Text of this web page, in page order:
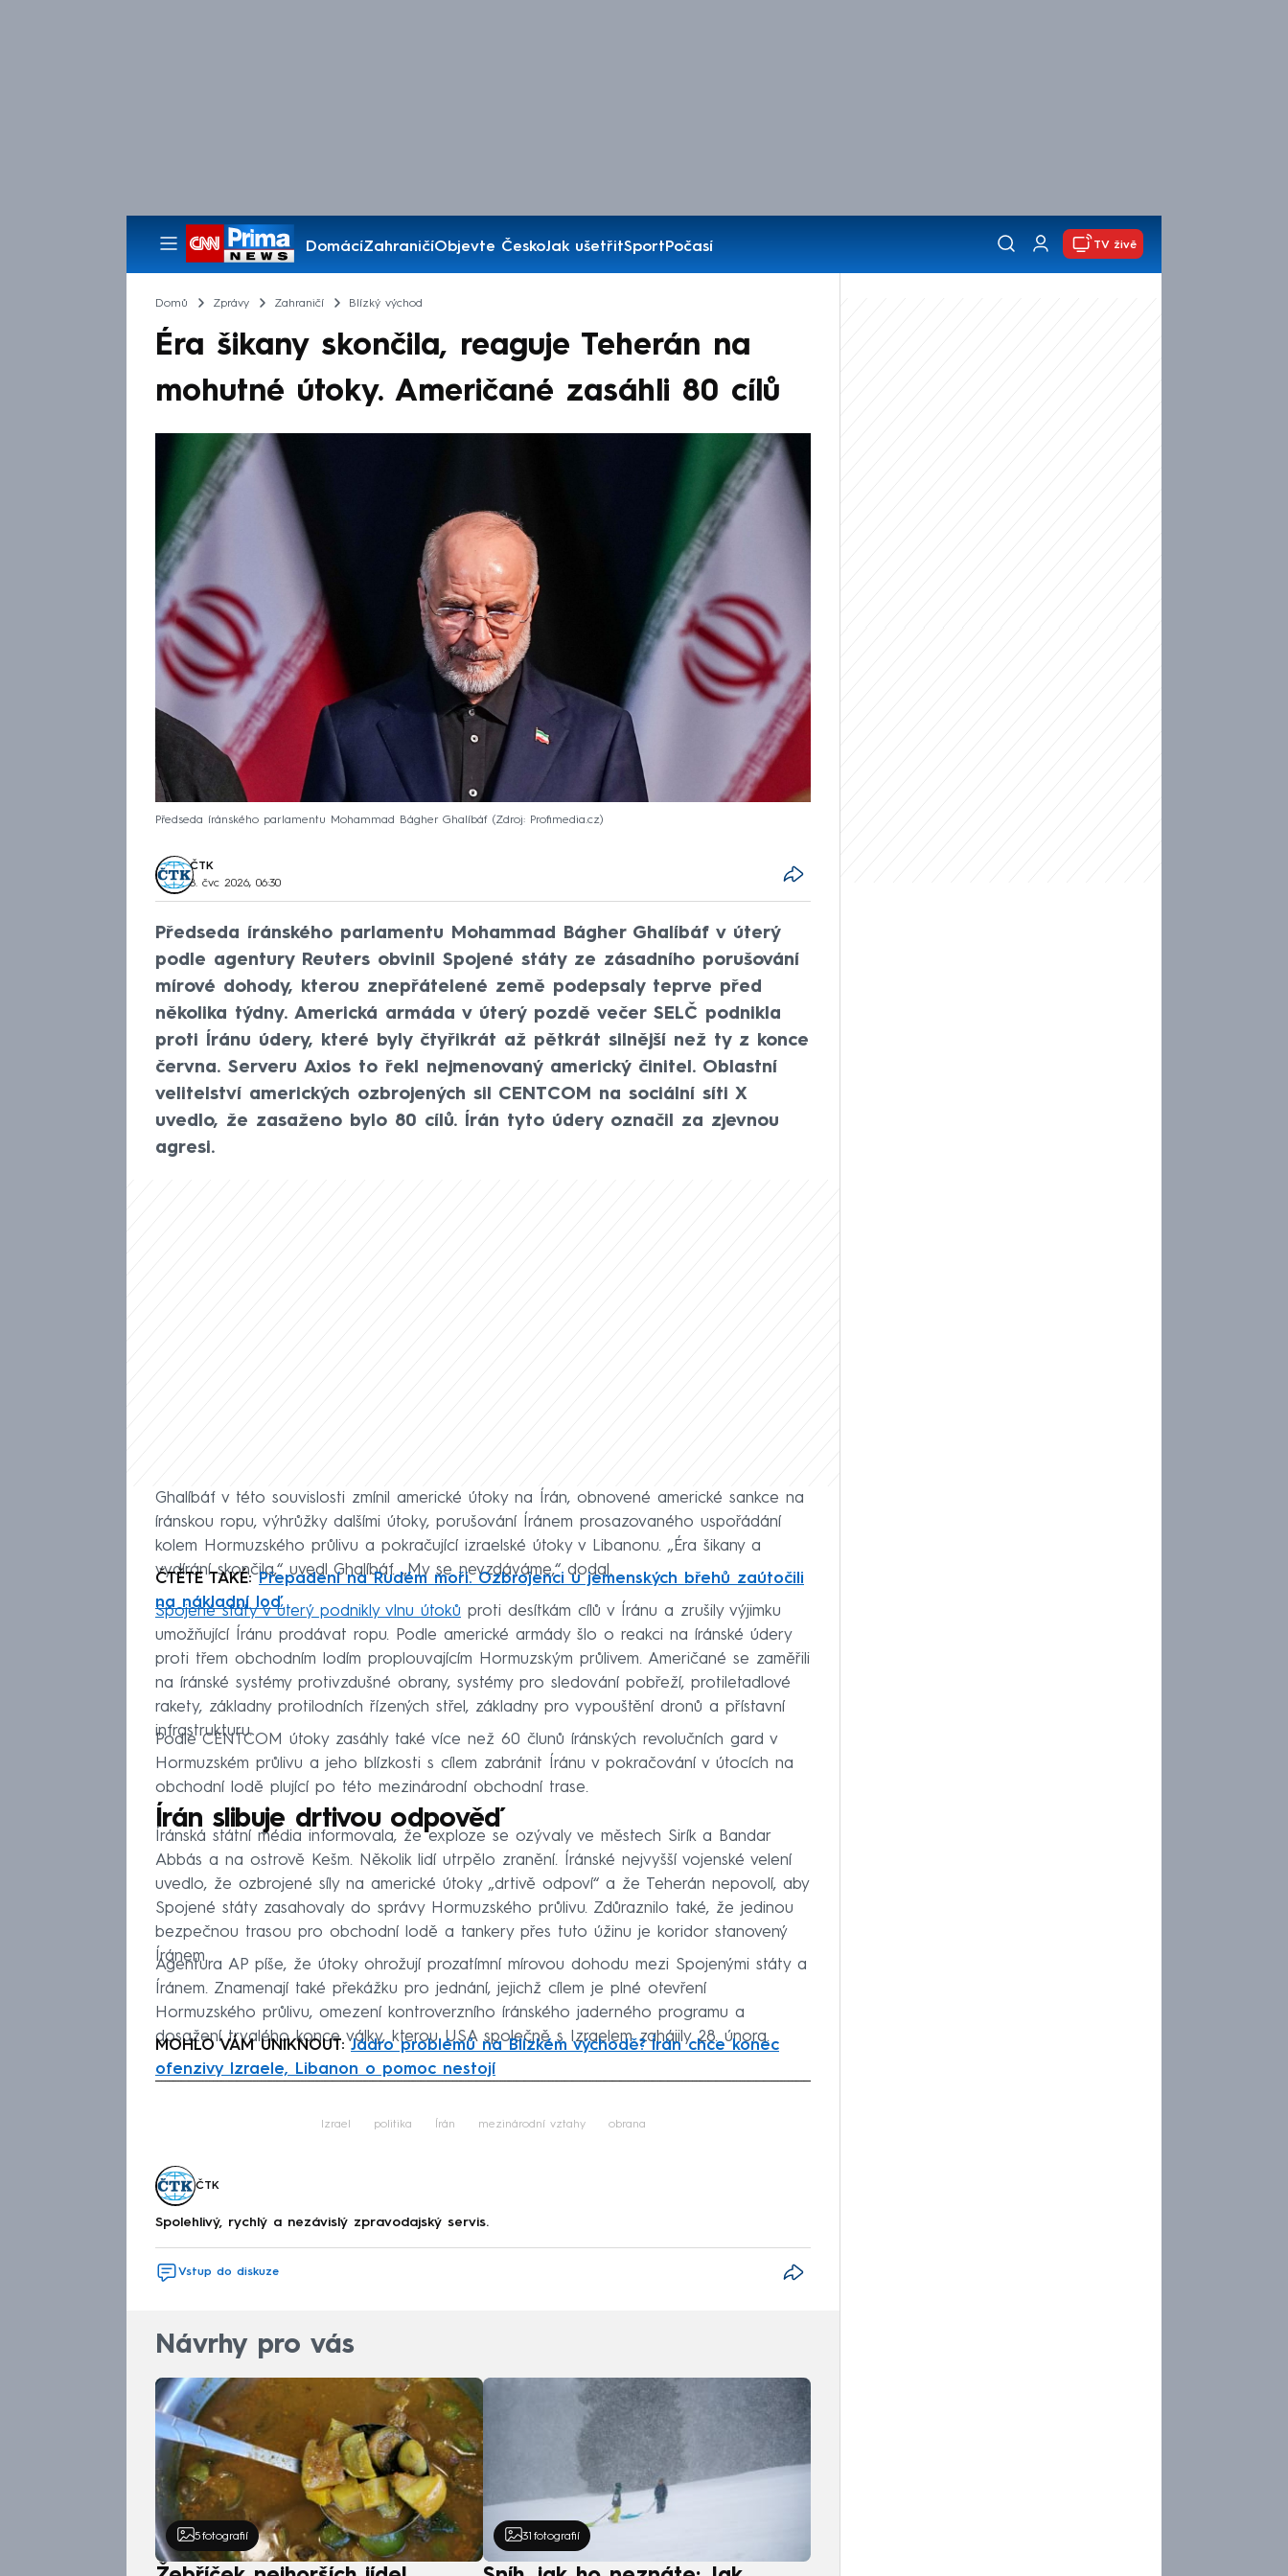
DomácíZahraničíObjevte ČeskoJak ušetřitSportPočasí
Pořady
TV živě
Domů Zprávy Zahraničí Blízký východ
Éra šikany skončila, reaguje Teherán na
mohutné útoky. Američané zasáhli 80 cílů
Předseda íránského parlamentu Mohammad Bágher Ghalíbáf Zdroj: Profimedia.cz
ČTK
8. čvc 2026, 06:30
Předseda íránského parlamentu Mohammad Bágher Ghalíbáf v úterý
podle agentury Reuters obvinil Spojené státy ze zásadního porušování
mírové dohody, kterou znepřátelené země podepsaly teprve před
několika týdny. Americká armáda v úterý pozdě večer SELČ podnikla
proti Íránu údery, které byly čtyřikrát až pětkrát silnější než ty z konce
června. Serveru Axios to řekl nejmenovaný americký činitel. Oblastní
velitelství amerických ozbrojených sil CENTCOM na sociální síti X
uvedlo, že zasaženo bylo 80 cílů. Írán tyto údery označil za zjevnou
agresi.
Ghalíbáf v této souvislosti zmínil americké útoky na Írán, obnovené americké sankce na
íránskou ropu, výhrůžky dalšími útoky, porušování Íránem prosazovaného uspořádání
kolem Hormuzského průlivu a pokračující izraelské útoky v Libanonu. „Éra šikany a
vydírání skončila,“ uvedl Ghalíbáf. „My se nevzdáváme,“ dodal.
ČTĚTE TAKÉ:Přepadení na Rudém moři. Ozbrojenci u jemenských břehů zaútočili
na nákladní loď
Spojené státy v úterý podnikly vlnu útoků proti desítkám cílů v Íránu a zrušily výjimku
umožňující Íránu prodávat ropu. Podle americké armády šlo o reakci na íránské údery
proti třem obchodním lodím proplouvajícím Hormuzským průlivem. Američané se zaměřili
na íránské systémy protivzdušné obrany, systémy pro sledování pobřeží, protiletadlové
rakety, základny protilodních řízených střel, základny pro vypouštění dronů a přístavní
infrastrukturu.
Podle CENTCOM útoky zasáhly také více než 60 člunů íránských revolučních gard v
Hormuzském průlivu a jeho blízkosti s cílem zabránit Íránu v pokračování v útocích na
obchodní lodě plující po této mezinárodní obchodní trase.
Írán slibuje drtivou odpověď
Íránská státní média informovala, že exploze se ozývaly ve městech Sirík a Bandar
Abbás a na ostrově Kešm. Několik lidí utrpělo zranění. Íránské nejvyšší vojenské velení
uvedlo, že ozbrojené síly na americké útoky „drtivě odpoví“ a že Teherán nepovolí, aby
Spojené státy zasahovaly do správy Hormuzského průlivu. Zdůraznilo také, že jedinou
bezpečnou trasou pro obchodní lodě a tankery přes tuto úžinu je koridor stanovený
Íránem.
Agentura AP píše, že útoky ohrožují prozatímní mírovou dohodu mezi Spojenými státy a
Íránem. Znamenají také překážku pro jednání, jejichž cílem je plné otevření
Hormuzského průlivu, omezení kontroverzního íránského jaderného programu a
dosažení trvalého konce války, kterou USA společně s Izraelem zahájily 28. února.
MOHLO VÁM UNIKNOUT:Jádro problémů na Blízkém východě? Írán chce konec
ofenzivy Izraele, Libanon o pomoc nestojí
Izrael politika Írán mezinárodní vztahy obrana
ČTK
Spolehlivý, rychlý a nezávislý zpravodajský servis.
Vstup do diskuze
Návrhy pro vás
5 fotografií 31 fotografií